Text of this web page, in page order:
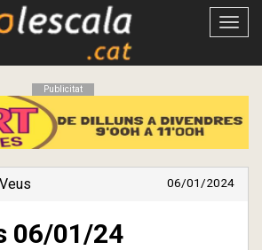
Obrir
Publicitat
06/01/2024
06/01/24